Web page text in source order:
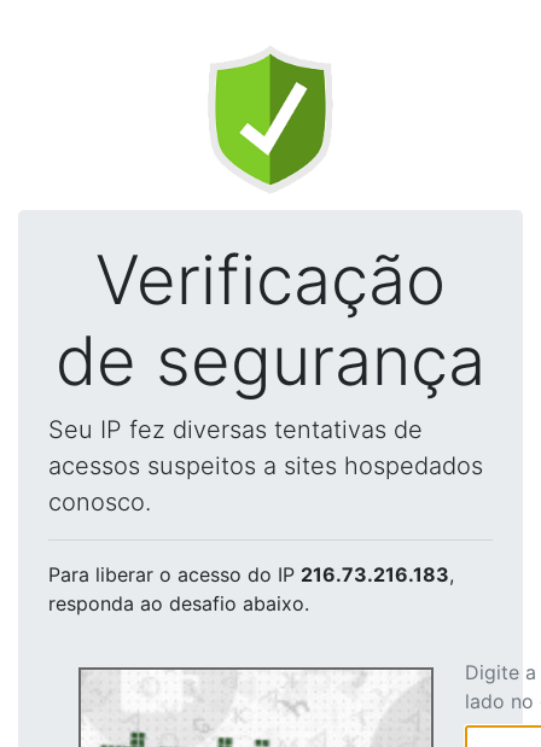
Verificação
de segurança
Seu IP fez diversas tentativas de
acessos suspeitos a sites hospedados
conosco.
Para liberar o acesso do IP 216.73.216.183,
responda ao desafio abaixo.
Digite
lado no